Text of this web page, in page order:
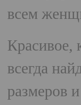
всем
Красивое,
всегда
размеров